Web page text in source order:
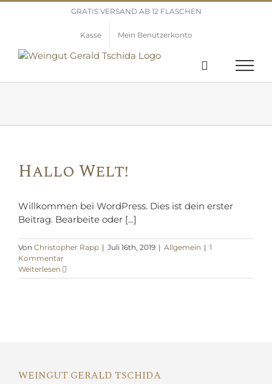
Zum
GRATIS VERSAND AB 12 FLASCHEN
Kasse Mein Benutzerkonto
Hallo Welt!
Willkommen bei WordPress. Dies ist dein erster
Beitrag. Bearbeite oder [...]
Von Christopher Rapp | Juli 16th, 2019 | Allgemein | 1
Kommentar
Weiterlesen
WEINGUT GERALD TSCHIDA